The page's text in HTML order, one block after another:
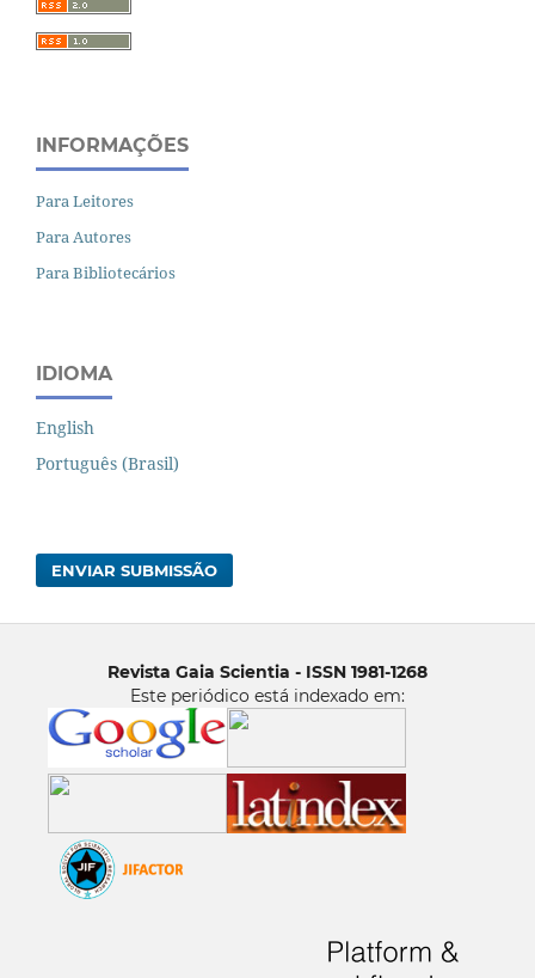
INFORMAÇÕES
Para Leitores
Para Autores
Para Bibliotecários
IDIOMA
English
Português (Brasil)
ENVIAR SUBMISSÃO
Revista Gaia Scientia - ISSN 1981-1268
Este periódico está indexado em: